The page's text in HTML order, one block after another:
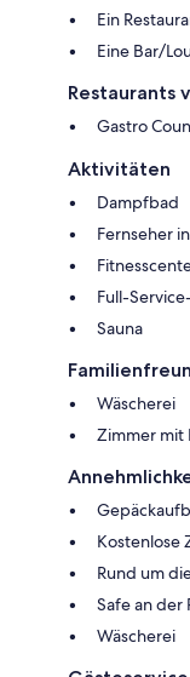
Ein
Eine Bar/
Restaurants
Gastro
Aktivitäten
Dampfbad
Fernseher
Full-
Sauna
Wäscherei
Zimmer
Kostenlose
Rund um
Safe an der
Wäscherei